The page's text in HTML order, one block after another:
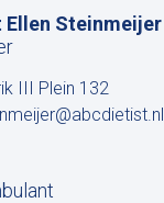
Ellen Steinmeijer
III Plein 132